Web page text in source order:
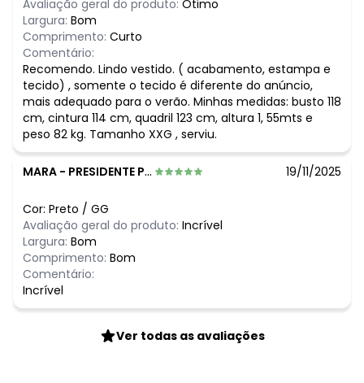
fevereiro/2026
Avaliação geral do produto: Ótimo
Largura: Bom
Comprimento: Curto
Comentário:
Recomendo. Lindo vestido. ( acabamento, estampa e
tecido) , somente o tecido é diferente do anúncio,
mais adequado para o verão. Minhas medidas: busto 118
cm, cintura 114 cm, quadril 123 cm, altura 1, 55mts e
peso 82 kg. Tamanho XXG , serviu.
MARA - PRESIDENTE PRUDENTE - SP 19/11/2025
Cor: Preto / GG
Avaliação geral do produto: Incrível
Largura: Bom
Comprimento: Bom
Comentário:
Incrível
Ver todas as avaliações